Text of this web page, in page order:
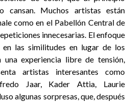
cansan. Muchos artistas están
como en el Pabellón Central de
innecesarias. El enfoque
las similitudes en lugar de los
experiencia libre de tensión,
artistas interesantes como
Jaar, Kader Attia, Laurie
algunas sorpresas, que, después